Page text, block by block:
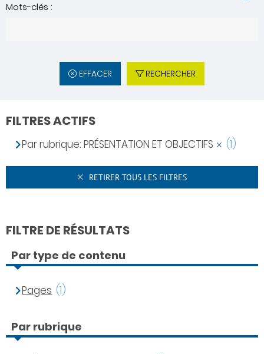
Mots-clés :
EFFACER RECHERCHER
FILTRES ACTIFS
Par rubrique: PRÉSENTATION ET OBJECTIFS (1)
RETIRER TOUS LES FILTRES
FILTRE DE RÉSULTATS
Par type de contenu
Pages (1)
Par rubrique